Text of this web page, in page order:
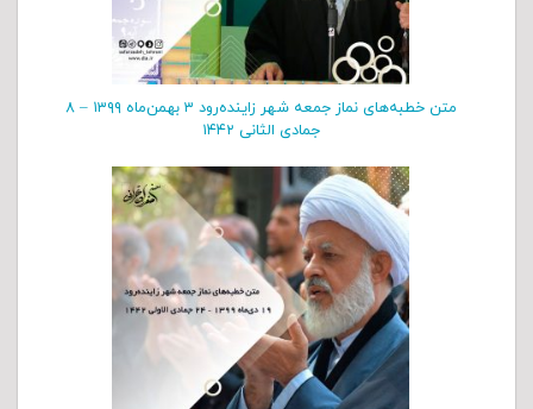
متن خطبه‌های نماز جمعه شهر زاینده‌رود ۳ بهمن‌‌ماه ۱۳۹۹ – ۸
جمادی الثانی ۱۴۴۲